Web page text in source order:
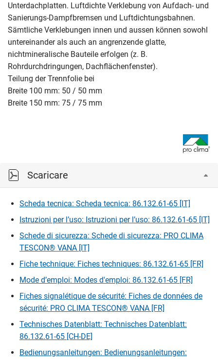
Unterdachplatten. Luftdichte Verklebung von Aufdach- und
Sanierungs-Dampfbremsen und Luftdichtungsbahnen.
Sämtliche Verklebungen innen und aussen können sowohl
untereinander als auch an angrenzende glatte,
nichtmineralische Bauteile erfolgen (z. B.
Rohrdurchdringungen, Dachflächenfenster).
Teilung der Trennfolie bei
Breite 100 mm: 50 / 50 mm
Breite 150 mm: 75 / 75 mm
Scaricare
Scheda tecnica: Scheda tecnica: 86.132.61-65 [IT]
Istruzioni per l’uso: Istruzioni per l’uso: 86.132.61-65 [IT]
Schede di sicurezza: Schede di sicurezza: PRO CLIMA
TESCON® VANA [IT]
Fiche technique: Fiches techniques: 86.132.61-65 [FR]
Mode d’emploi: Modes d'emploi: 86.132.61-65 [FR]
Fiches signalétique de sécurité: Fiches de données de
sécurité: PRO CLIMA TESCON® VANA [FR]
Technisches Datenblatt: Technisches Datenblatt:
86.132.61-65 [CH-DE]
Bedienungsanleitungen: Bedienungsanleitungen: